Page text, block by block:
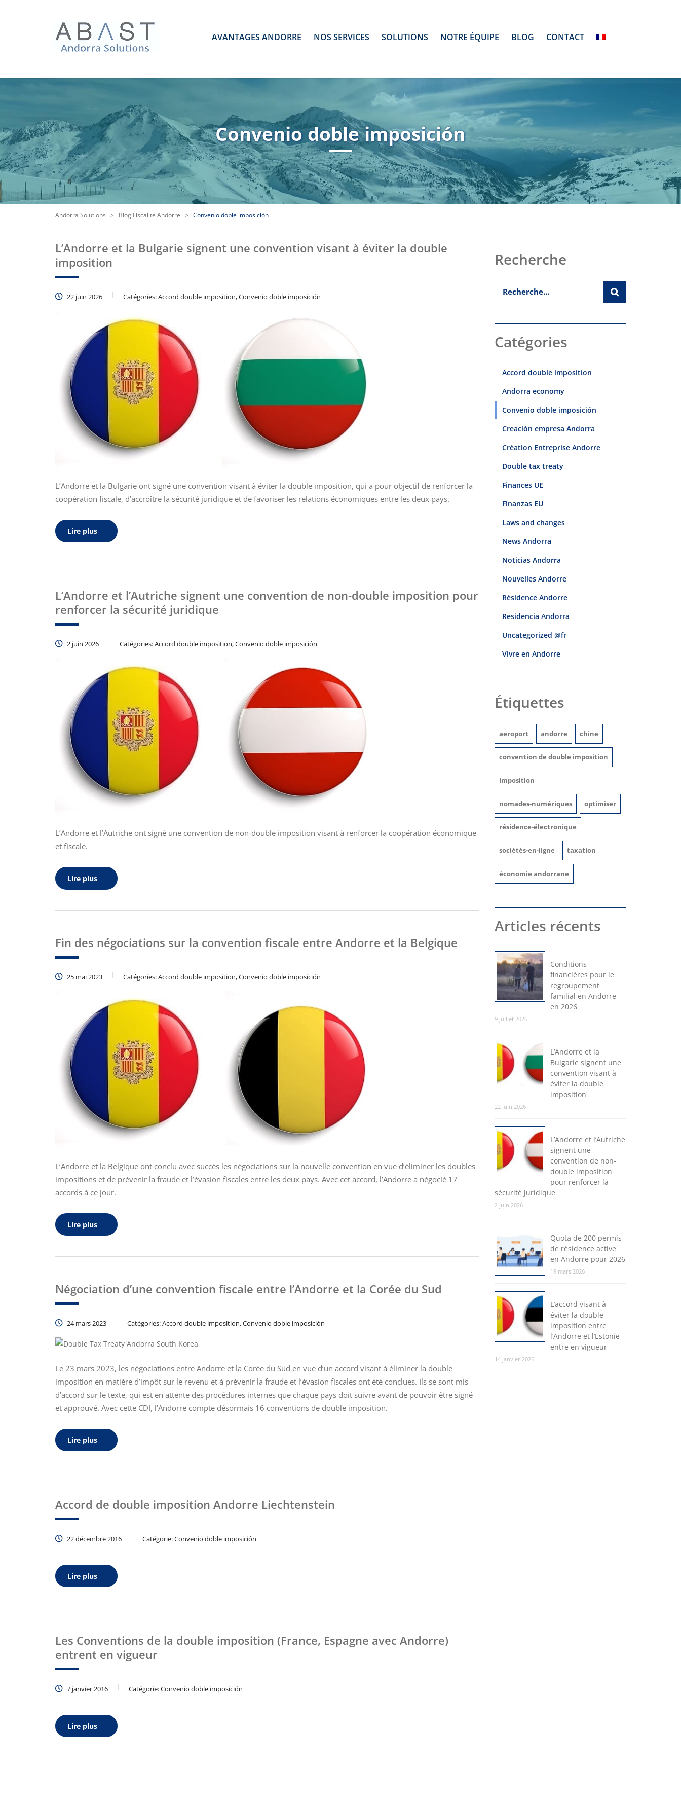
AVANTAGES ANDORRE NOS SERVICES SOLUTIONS NOTRE ÉQUIPE BLOG CONTACT
Andorra Solutions > Blog Fiscalité Andorre > Convenio doble imposición
Convenio doble imposición
L’Andorre et la Bulgarie signent une convention visant à éviter la double
imposition
22 juin 2026 Catégories:Accord double imposition, Convenio doble imposición
L’Andorre et la Bulgarie ont signé une convention visant à éviter la double imposition, qui a pour objectif de renforcer la
coopération fiscale, d’accroître la sécurité juridique et de favoriser les relations économiques entre les deux pays.
Lire plus
L’Andorre et l’Autriche signent une convention de non-double imposition pour
renforcer la sécurité juridique
2 juin 2026 Catégories:Accord double imposition, Convenio doble imposición
L’Andorre et l’Autriche ont signé une convention de non-double imposition visant à renforcer la coopération économique
et fiscale.
Lire plus
Fin des négociations sur la convention fiscale entre Andorre et la Belgique
25 mai 2023 Catégories:Accord double imposition, Convenio doble imposición
L’Andorre et la Belgique ont conclu avec succès les négociations sur la nouvelle convention en vue d’éliminer les doubles
impositions et de prévenir la fraude et l’évasion fiscales entre les deux pays. Avec cet accord, l’Andorre a négocié 17
accords à ce jour.
Lire plus
Négociation d’une convention fiscale entre l’Andorre et la Corée du Sud
24 mars 2023 Catégories:Accord double imposition, Convenio doble imposición
Le 23 mars 2023, les négociations entre Andorre et la Corée du Sud en vue d’un accord visant à éliminer la double
imposition en matière d’impôt sur le revenu et à prévenir la fraude et l’évasion fiscales ont été conclues. Ils se sont mis
d’accord sur le texte, qui est en attente des procédures internes que chaque pays doit suivre avant de pouvoir être signé
et approuvé. Avec cette CDI, l’Andorre compte désormais 16 conventions de double imposition.
Lire plus
Accord de double imposition Andorre Liechtenstein
22 décembre 2016 Catégorie:Convenio doble imposición
Lire plus
Les Conventions de la double imposition (France, Espagne avec Andorre)
entrent en vigueur
7 janvier 2016 Catégorie:Convenio doble imposición
Lire plus
Recherche
Catégories
Accord double imposition
Andorra economy
Convenio doble imposición
Creación empresa Andorra
Création Entreprise Andorre
Double tax treaty
Finances UE
Finanzas EU
Laws and changes
News Andorra
Noticias Andorra
Nouvelles Andorre
Résidence Andorre
Residencia Andorra
Uncategorized @fr
Vivre en Andorre
Étiquettes
aeroport andorre chine
convention de double imposition
imposition
nomades-numériques optimiser
résidence-électronique
sociétés-en-ligne taxation
économie andorrane
Articles récents
Conditions
financières pour le
regroupement
familial en Andorre
en 2026
9 juillet 2026
L’Andorre et la
Bulgarie signent une
convention visant à
éviter la double
imposition
22 juin 2026
L’Andorre et l’Autriche
signent une
convention de non-
double imposition
pour renforcer la
sécurité juridique
2 juin 2026
Quota de 200 permis
de résidence active
en Andorre pour 2026
19 mars 2026
L’accord visant à
éviter la double
imposition entre
l’Andorre et l’Estonie
entre en vigueur
14 janvier 2026